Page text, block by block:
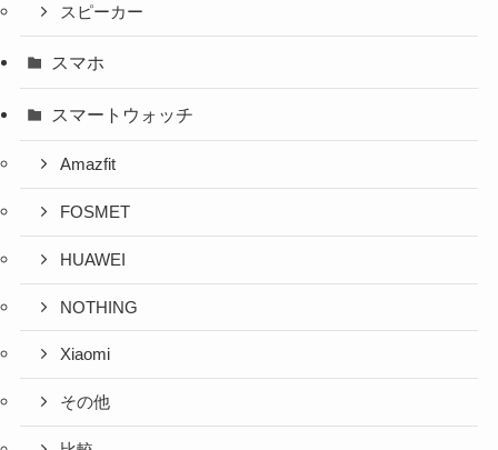
スピーカー
スマホ
スマートウォッチ
Amazfit
FOSMET
HUAWEI
NOTHING
Xiaomi
その他